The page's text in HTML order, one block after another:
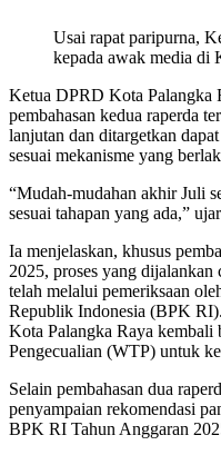
Usai rapat paripurna,
kepada awak media di
Ketua DPRD Kota Palangka
pembahasan kedua raperda
lanjutan dan ditargetkan
sesuai mekanisme yang
“Mudah-mudahan akhir Juli
sesuai tahapan yang ada,”
Ia menjelaskan, khusus
2025, proses yang dijalankan
telah melalui pemeriksaan
Republik Indonesia (BPK
Kota Palangka Raya kembali
Pengecualian (WTP) untuk
Selain pembahasan dua
penyampaian rekomendasi
BPK RI Tahun Anggaran